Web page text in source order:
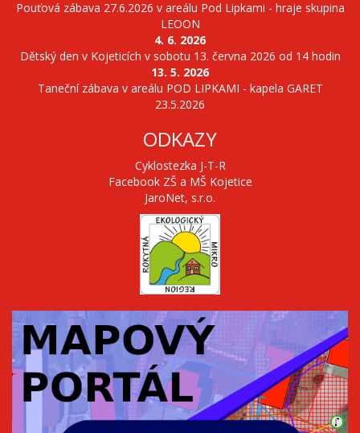
Pouťová zábava 27.6.2026 v areálu Pod Lipkami - hraje skupina
LEOON
4. 6. 2026
Dětský den v Kojeticích v sobotu 13. června 2026 od 14 hodin
13. 5. 2026
Taneční zábava v areálu POD LIPKAMI - kapela GARET
23.5.2026
ODKAZY
Cyklostezka J-T-R
Facebook ZŠ a MŠ Kojetice
JaroNet, s.r.o.